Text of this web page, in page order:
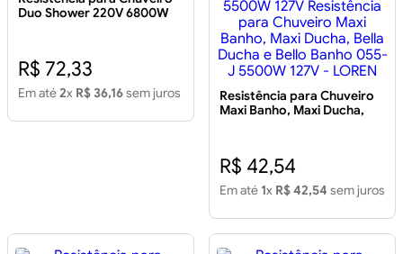
Duo Shower 220V 6800W
R$ 72,33
Em até2x R$ 36,16sem juros
Resistência para Chuveiro
Maxi Banho, Maxi Ducha,
Resistência para Chuveiro
Maxi Banho, Maxi Ducha,
Bella Ducha e Bello Banho
055-J 5500W 127V - LOREN
R$ 42,54
Em até 1x R$ 42,54 sem juros